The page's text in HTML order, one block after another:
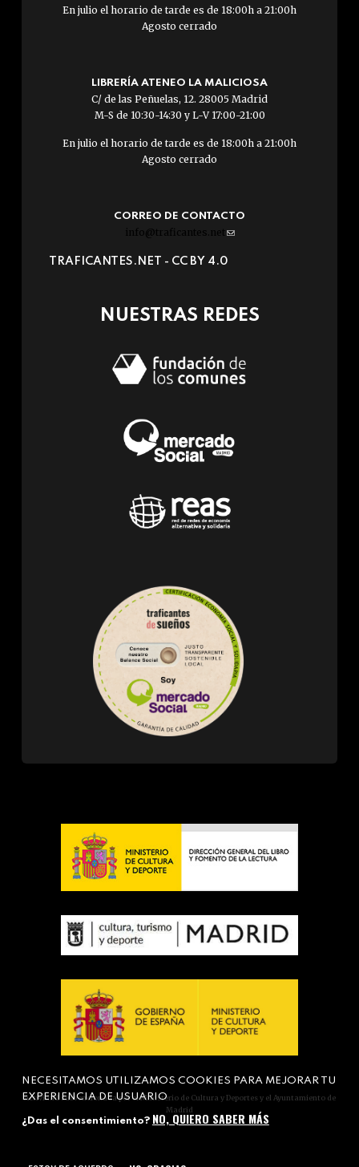
En julio el horario de tarde es de 18:00h a 21:00h
Agosto cerrado
LIBRERÍA ATENEO LA MALICIOSA
C/ de las Peñuelas, 12. 28005 Madrid
M-S de 10:30-14:30 y L-V 17:00-21:00
En julio el horario de tarde es de 18:00h a 21:00h
Agosto cerrado
CORREO DE CONTACTO
info@traficantes.net (link
e-
TRAFICANTES.NET - CC BY 4.0
NUESTRAS REDES
Actividad subvencionada por el Ministerio de Cultura y Deportes y el Ayuntamiento de
Madrid
NECESITAMOS UTILIZAMOS COOKIES PARA MEJORAR TU
EXPERIENCIA DE USUARIO
¿Das el consentimiento? NO, QUIERO SABER MÁS